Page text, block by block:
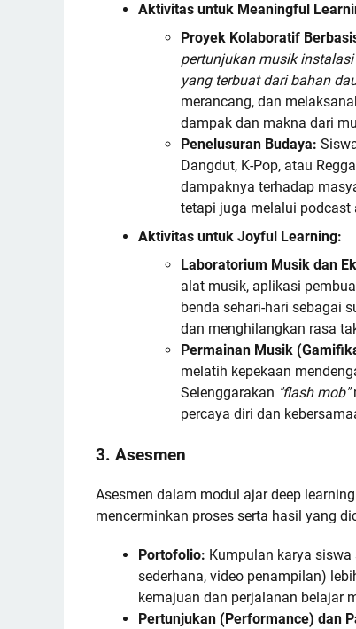
Aktivitas untuk Meaningful
Proyek Kolaboratif
pertunjukan musik
yang terbuat dari bahan
merancang, dan
dampak dan makna dari
Penelusuran Budaya:
Dangdut, K-Pop, atau
dampaknya terhadap
tetapi juga melalui podcast
Aktivitas untuk Joyful Learning:
Laboratorium Musik dan
alat musik, aplikasi
benda sehari-hari sebagai
dan menghilangkan rasa
Permainan Musik
melatih kepekaan
Selenggarakan "flash mob"
percaya diri dan
3. Asesmen
Asesmen dalam modul ajar deep
mencerminkan proses serta hasil yang
Portofolio: Kumpulan karya
sederhana, video penampilan)
kemajuan dan perjalanan belajar
Pertunjukan (Performance) dan